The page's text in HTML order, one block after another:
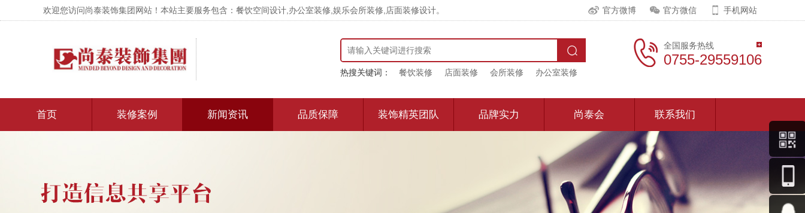
欢迎您访问尚泰装饰集团网站！本站主要服务包含：餐饮空间设计,办公室装修,娱乐会所装修,店面装修设计。 官方微博 官方微信 手机网站
热搜关键词： 餐饮装修 店面装修 会所装修 办公室装修
全国服务热线
0755-29559106
首页 装修案例 新闻资讯 品质保障 装饰精英团队 品牌实力 尚泰会 联系我们